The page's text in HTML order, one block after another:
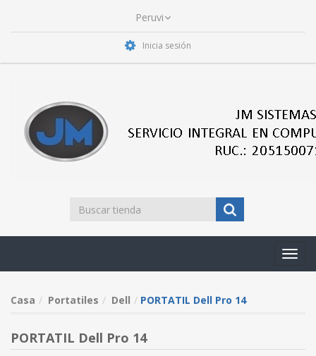
Inicia sesión
Casa Portatiles Dell PORTATIL Dell Pro 14
PORTATIL Dell Pro 14